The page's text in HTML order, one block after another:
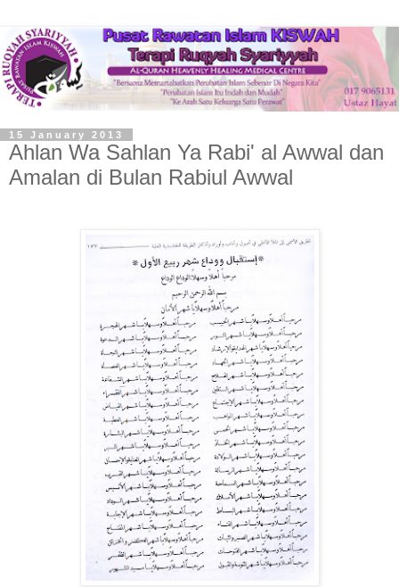
15 January 2013
Ahlan Wa Sahlan Ya Rabi' al Awwal dan
Amalan di Bulan Rabiul Awwal